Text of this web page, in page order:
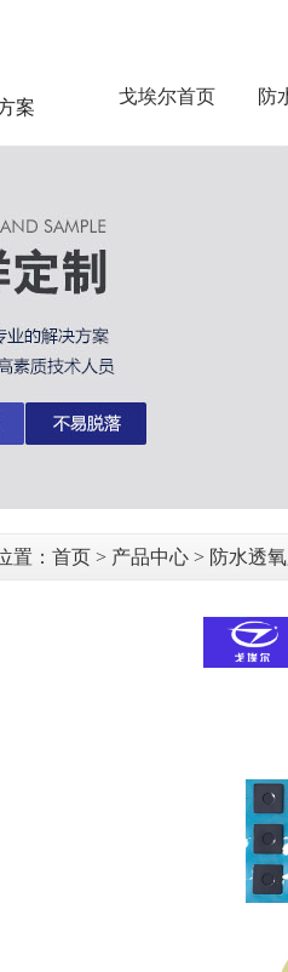
案
戈埃尔首页 防
置： 首页 > 产品中心 > 防水透